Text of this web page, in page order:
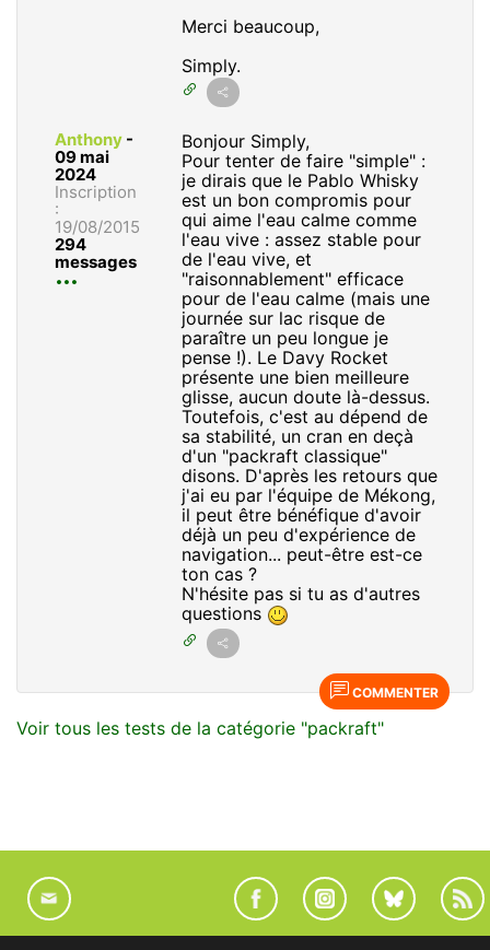
Merci beaucoup,
Simply.
Anthony -
09 mai
2024
Inscription
:
19/08/2015
294
messages
Bonjour Simply,
Pour tenter de faire "simple" :
je dirais que le Pablo Whisky
est un bon compromis pour
qui aime l'eau calme comme
l'eau vive : assez stable pour
de l'eau vive, et
"raisonnablement" efficace
pour de l'eau calme (mais une
journée sur lac risque de
paraître un peu longue je
pense !). Le Davy Rocket
présente une bien meilleure
glisse, aucun doute là-dessus.
Toutefois, c'est au dépend de
sa stabilité, un cran en deçà
d'un "packraft classique"
disons. D'après les retours que
j'ai eu par l'équipe de Mékong,
il peut être bénéfique d'avoir
déjà un peu d'expérience de
navigation... peut-être est-ce
ton cas ?
N'hésite pas si tu as d'autres
questions
COMMENTER
Voir tous les tests de la catégorie "packraft"